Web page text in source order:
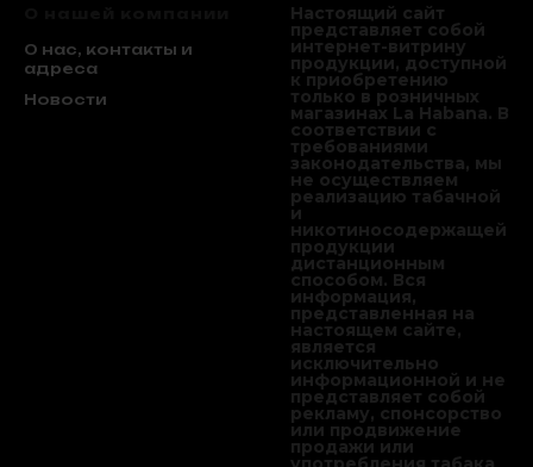
О нас, контакты и
адреса
Новости
Настоящий сайт
представляет собой
интернет-витрину
продукции, доступной
к приобретению
только в розничных
магазинах La Habana. В
соответствии с
требованиями
законодательства, мы
не осуществляем
реализацию табачной
и
никотиносодержащей
продукции
дистанционным
способом. Вся
информация,
представленная на
настоящем сайте,
является
исключительно
информационной и не
представляет собой
рекламу, спонсорство
или продвижение
продажи или